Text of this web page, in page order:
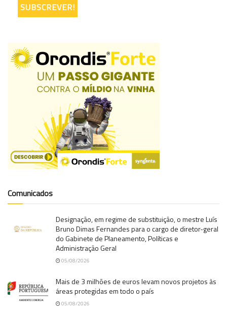
Comunicados
Designação, em regime de substituição, o mestre Luís
Bruno Dimas Fernandes para o cargo de diretor-geral
do Gabinete de Planeamento, Políticas e
Administração Geral
05/08/2026
Mais de 3 milhões de euros levam novos projetos às
áreas protegidas em todo o país
05/08/2026